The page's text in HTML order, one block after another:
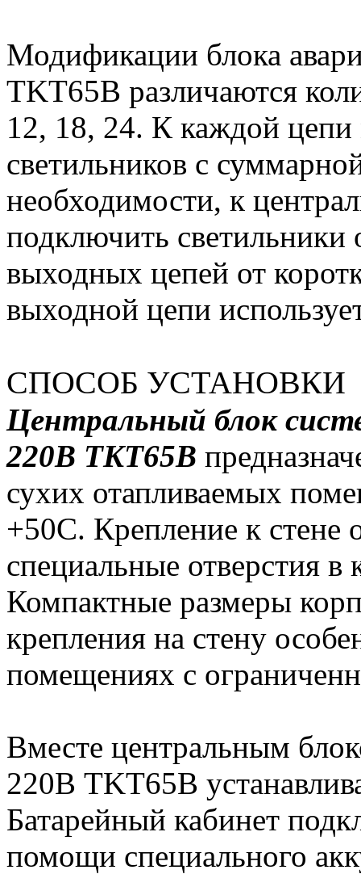
Модификации блока
TKT65B различаются
12, 18, 24. К каждой
светильников с
необходимости, к
подключить
выходных цепей от
выходной цепи
СПОСОБ УСТАНОВКИ
Центральный блок
220В TKT65B
сухих отапливаемых
+50C. Крепление к стене
специальные отверстия в
Компактные размеры
крепления на стену
помещениях с
Вместе центральным
220В TKT65B
Батарейный кабинет
помощи специального